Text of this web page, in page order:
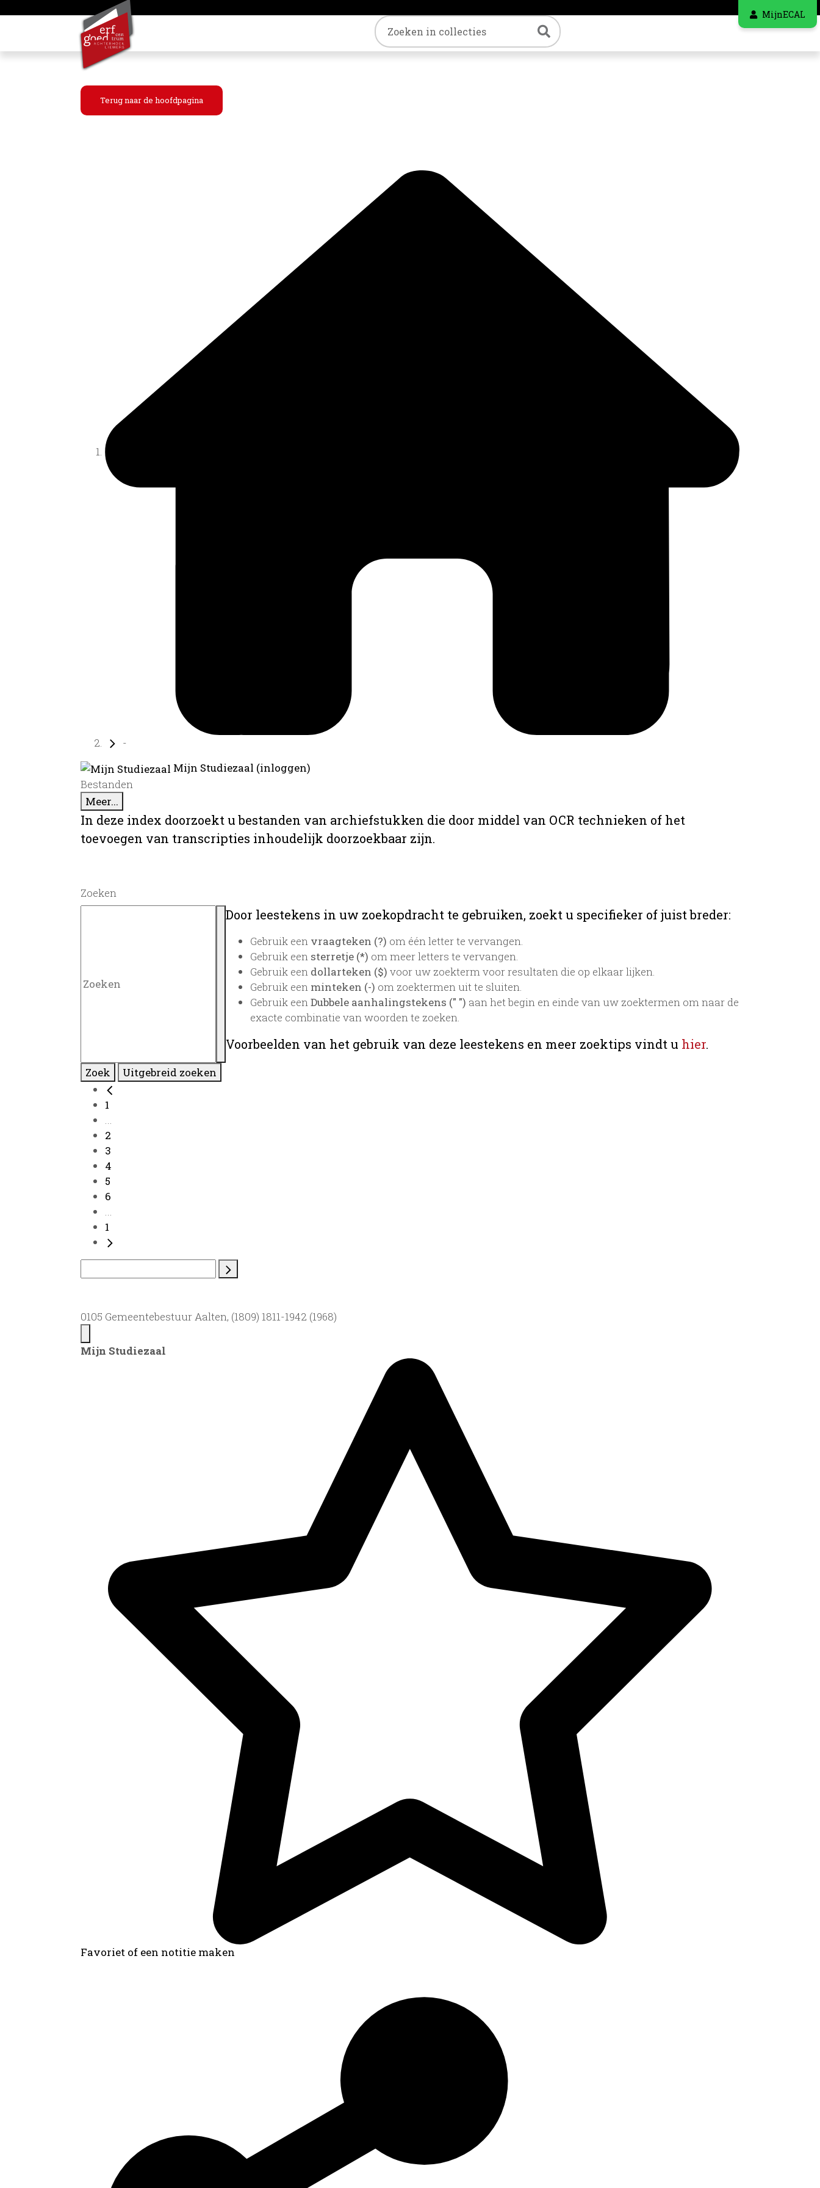
MijnECAL
Trefwoord Zoeken
Terug naar de hoofdpagina
-
Mijn Studiezaal (inloggen)
Bestanden
Meer...
In deze index doorzoekt u bestanden van archiefstukken die door middel van OCR technieken of het
toevoegen van transcripties inhoudelijk doorzoekbaar zijn.
Zoeken
Door leestekens in uw zoekopdracht te gebruiken, zoekt u specifieker of juist breder:
Gebruik een vraagteken (?) om één letter te vervangen.
Gebruik een sterretje (*) om meer letters te vervangen.
Gebruik een dollarteken ($) voor uw zoekterm voor resultaten die op elkaar lijken.
Gebruik een minteken (-) om zoektermen uit te sluiten.
Gebruik eenDubbele aanhalingstekens (" ") aan het begin en einde van uw zoektermen om naar de
exacte combinatie van woorden te zoeken.
Voorbeelden van het gebruik van deze leestekens en meer zoektips vindt u hier.
Zoek Uitgebreid zoeken
1
...
2
3
4
5
6
...
1
0105 Gemeentebestuur Aalten, (1809) 1811-1942 (1968)
Mijn Studiezaal
Favoriet of een notitie maken